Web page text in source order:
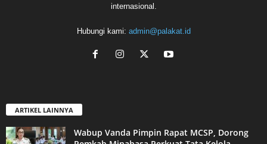
internasional.
Hubungi kami: admin@palakat.id
ARTIKEL LAINNYA
Wabup Vanda Pimpin Rapat MCSP, Dorong